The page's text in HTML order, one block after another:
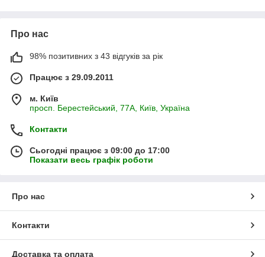
Про нас
98% позитивних з 43 відгуків за рік
Працює з 29.09.2011
м. Київ
просп. Берестейський, 77А, Київ, Україна
Контакти
Сьогодні працює з 09:00 до 17:00
Показати весь графік роботи
Про нас
Контакти
Доставка та оплата